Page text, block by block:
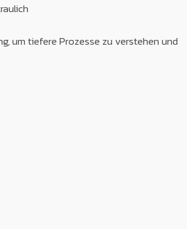
um tiefere Prozesse zu verstehen und